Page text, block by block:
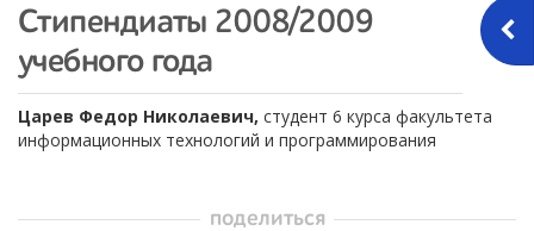
Стипендиаты 2008/2009
учебного года
Царев Федор Николаевич, студент 6 курса факультета
информационных технологий и программирования
поделиться